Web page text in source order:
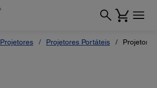
Projetores Projetores Portáteis Projetor